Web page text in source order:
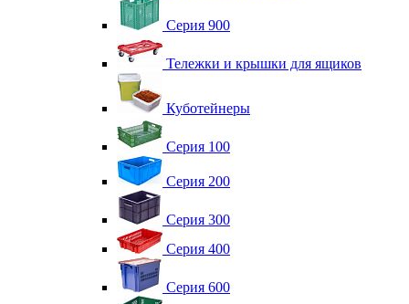
Серия 900
Тележки и крышки для ящиков
Куботейнеры
Серия 100
Серия 200
Серия 300
Серия 400
Серия 600